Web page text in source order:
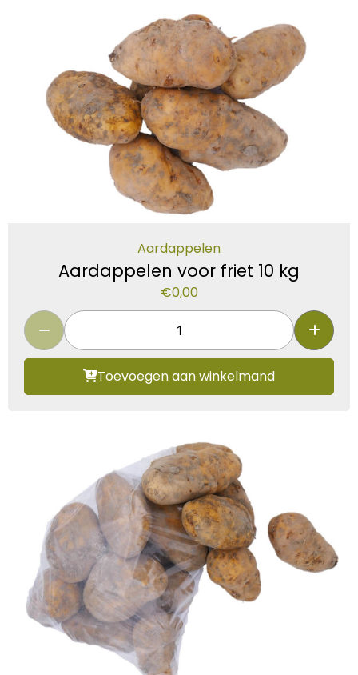
Aardappelen
Aardappelen voor friet 10 kg
€0,00
Toevoegen aan winkelmand